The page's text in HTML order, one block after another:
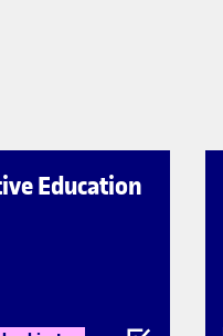
Education